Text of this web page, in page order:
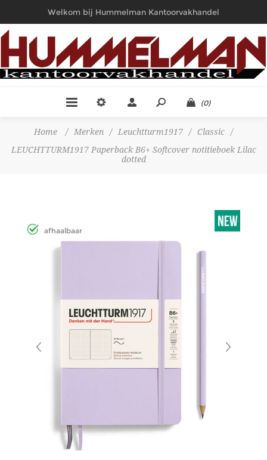
Welkom bij Hummelman Kantoorvakhandel
(0)
Home / Merken / Leuchtturm1917 / Classic
/
LEUCHTTURM1917 Paperback B6+ Softcover notitieboek Lilac
dotted
afhaalbaar